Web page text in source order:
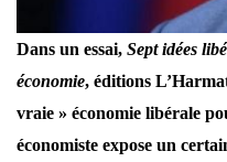
Dans un essai, Sept idées
économie, éditions
vraie » économie libérale
économiste expose un